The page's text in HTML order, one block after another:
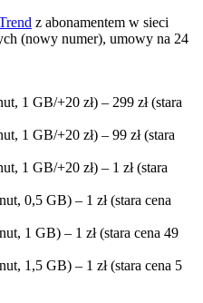
z abonamentem w sieci
(nowy numer), umowy na 24
1 GB/+20 zł) – 299 zł (stara
1 GB/+20 zł) – 99 zł (stara
1 GB/+20 zł) – 1 zł (stara
0,5 GB) – 1 zł (stara cena
1 GB) – 1 zł (stara cena 49
1,5 GB) – 1 zł (stara cena 5